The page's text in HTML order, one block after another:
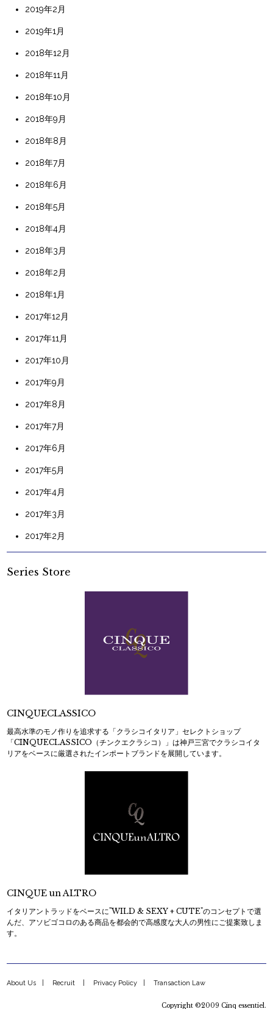
2019年2月
2019年1月
2018年12月
2018年11月
2018年10月
2018年9月
2018年8月
2018年7月
2018年6月
2018年5月
2018年4月
2018年3月
2018年2月
2018年1月
2017年12月
2017年11月
2017年10月
2017年9月
2017年8月
2017年7月
2017年6月
2017年5月
2017年4月
2017年3月
2017年2月
Series Store
CINQUECLASSICO
最高水準のモノ作りを追求する「クラシコイタリア」セレクトショップ
「CINQUECLASSICO（チンクエクラシコ）」は神戸三宮でクラシコイタ
リアをベースに厳選されたインポートブランドを展開しています。
CINQUE un ALTRO
イタリアントラッドをベースに"WILD & SEXY + CUTE"のコンセプトで選
んだ、アソビゴコロのある商品を都会的で高感度な大人の男性にご提案致しま
す。
About Us Recruit Privacy Policy Transaction Law
Copyright ©2009 Cinq essentiel.